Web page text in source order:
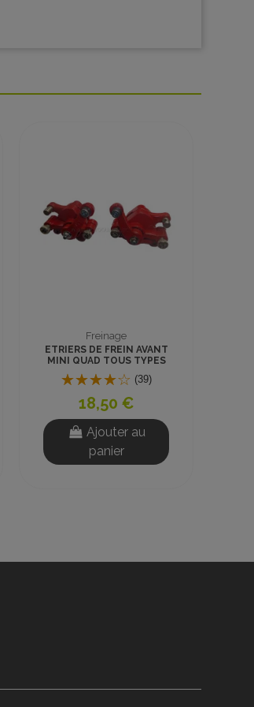
Batteries et Chargeurs
CHARGEUR 36V Gel-
Plomb 1.5Ah Fiche GX16
19,00 €
Ajouter au
panier